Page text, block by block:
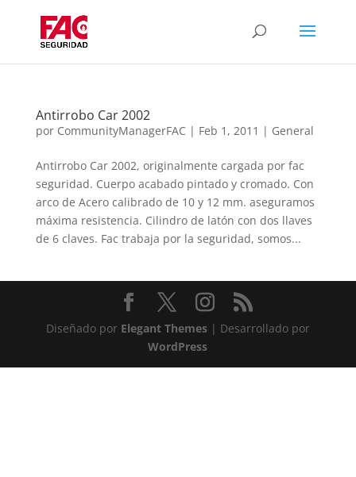
Antirrobo Car 2002
por CommunityManagerFAC | Feb 1, 2011 | General
Antirrobo Car 2002, originalmente cargada por fac
seguridad. Cuerpo acabado pintado y cromado. Con
arco de Acero calibrado de 10 y 12 mm. aseguramos
máxima resistencia. Cilindro de latón con dos llaves
de 6 claves. Fac trabaja por la seguridad, somos...
Diseñado por Elegant Themes| Desarrollado por
WordPress